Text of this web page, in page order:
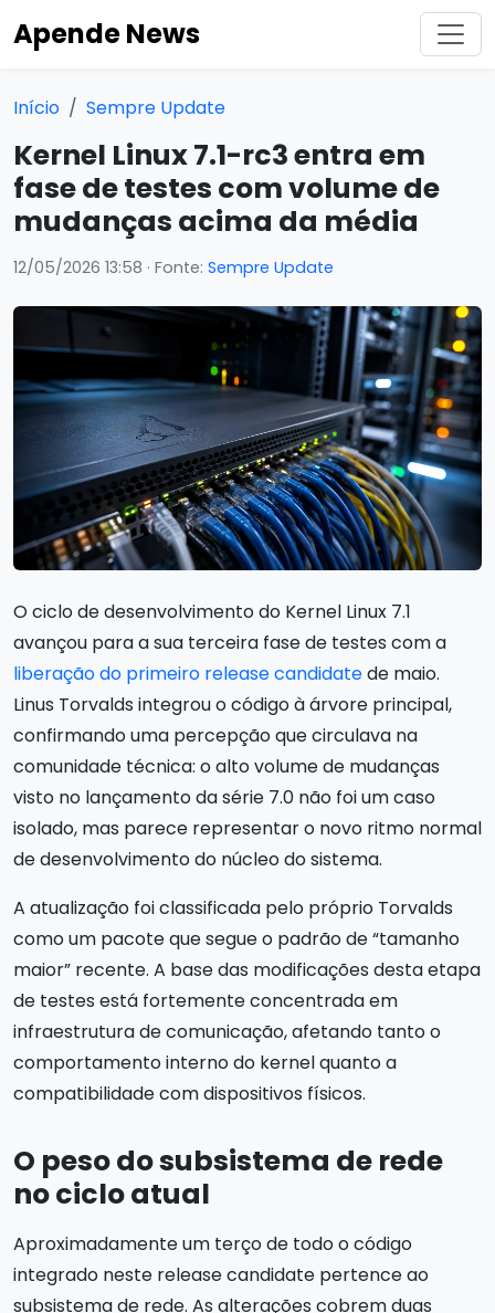
Apende News
Início Sempre Update
Kernel Linux 7.1-rc3 entra em
fase de testes com volume de
mudanças acima da média
12/05/2026 13:58 · Fonte: Sempre Update
O ciclo de desenvolvimento do Kernel Linux 7.1
avançou para a sua terceira fase de testes com a
liberação do primeiro release candidatede maio.
Linus Torvalds integrou o código à árvore principal,
confirmando uma percepção que circulava na
comunidade técnica: o alto volume de mudanças
visto no lançamento da série 7.0 não foi um caso
isolado, mas parece representar o novo ritmo normal
de desenvolvimento do núcleo do sistema.
A atualização foi classificada pelo próprio Torvalds
como um pacote que segue o padrão de “tamanho
maior” recente. A base das modificações desta etapa
de testes está fortemente concentrada em
infraestrutura de comunicação, afetando tanto o
comportamento interno do kernel quanto a
compatibilidade com dispositivos físicos.
O peso do subsistema de rede
no ciclo atual
Aproximadamente um terço de todo o código
integrado neste release candidate pertence ao
subsistema de rede. As alterações cobrem duas